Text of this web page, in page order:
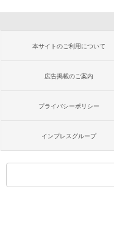
本サイトのご利用について
広告掲載のご案内
プライバシーポリシー
インプレスグループ